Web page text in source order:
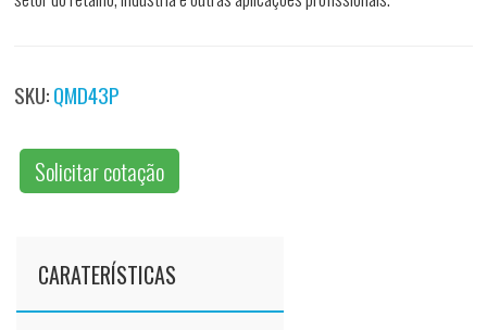
SKU:QMD43P
Solicitar cotação
CARATERÍSTICAS